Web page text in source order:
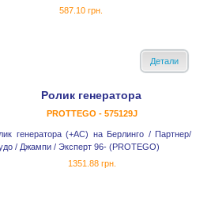
587.10 грн.
Детали
Ролик генератора
PROTTEGO - 575129J
генератора (+AC) на Берлинго / Партнер/
/ Джампи / Эксперт 96- (PROTEGO)
1351.88 грн.